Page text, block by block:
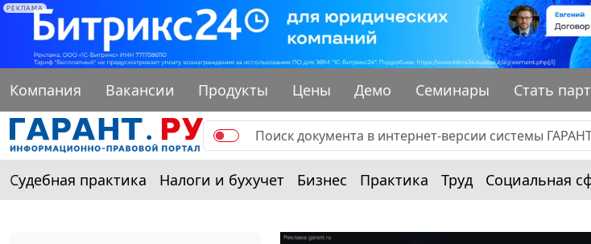
РЕКЛАМА
Компания Вакансии Продукты Цены Демо Семинары Стать
Судебная практика Налоги и бухучет Бизнес Практика Труд Социальная